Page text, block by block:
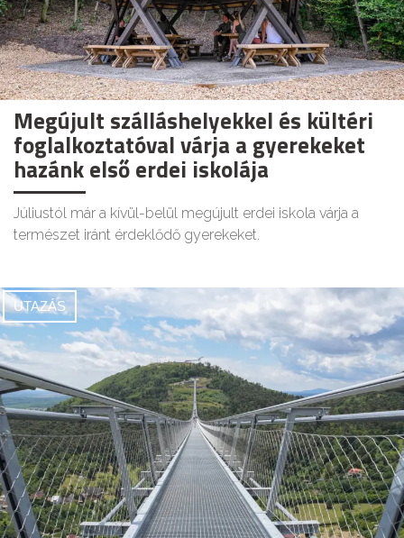
Megújult szálláshelyekkel és kültéri
foglalkoztatóval várja a gyerekeket
hazánk első erdei iskolája
Júliustól már a kívül-belül megújult erdei iskola várja a
természet iránt érdeklődő gyerekeket.
UTAZÁS